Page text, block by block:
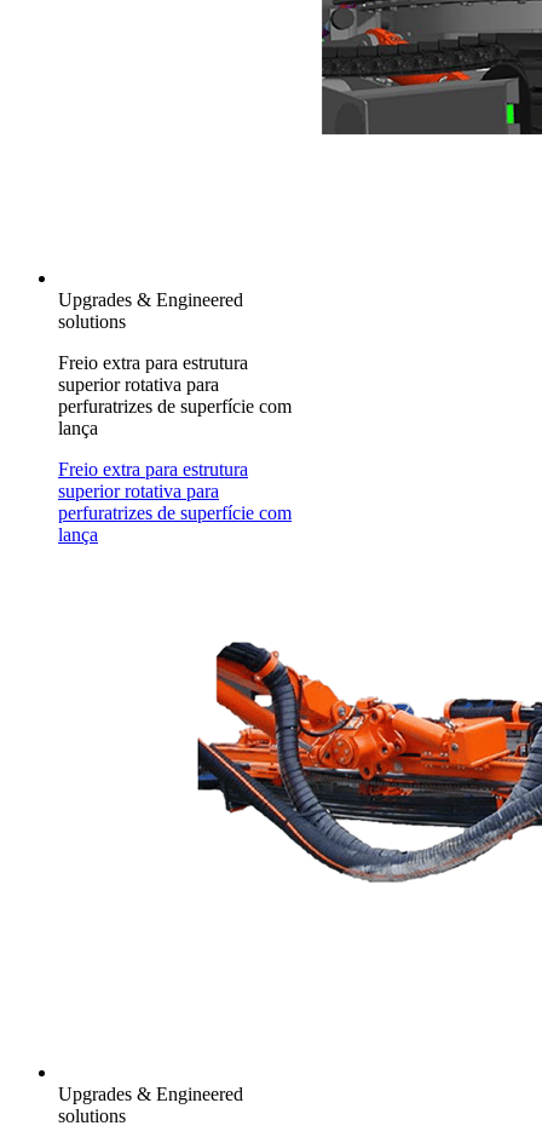
Upgrades & Engineered
solutions
Freio extra para estrutura
superior rotativa para
perfuratrizes de superfície com
lança
Freio extra para estrutura
superior rotativa para
perfuratrizes de superfície com
lança
Upgrades & Engineered
solutions